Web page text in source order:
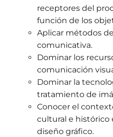
receptores del
función de los
Aplicar métodos
comunicativa.
Dominar los
comunicación
Dominar la
tratamiento de
Conocer el
cultural e histórico
diseño gráfico.